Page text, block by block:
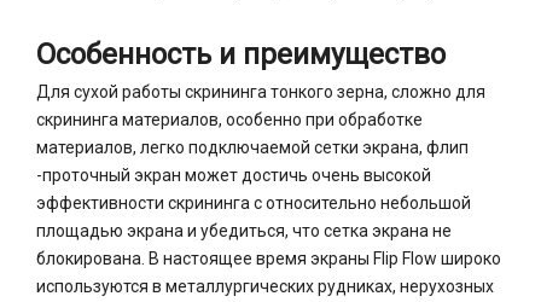
Особенность и преимущество
Для сухой работы скрининга тонкого зерна, сложно для
скрининга материалов, особенно при обработке
материалов, легко подключаемой сетки экрана, флип
-проточный экран может достичь очень высокой
эффективности скрининга с относительно небольшой
площадью экрана и убедиться, что сетка экрана не
блокирована. В настоящее время экраны Flip Flow широко
используются в металлургических рудниках, нерухозных